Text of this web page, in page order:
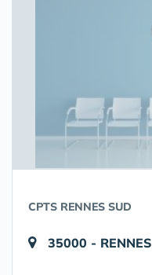
CPTS RENNES SUD
35000 - RENNES